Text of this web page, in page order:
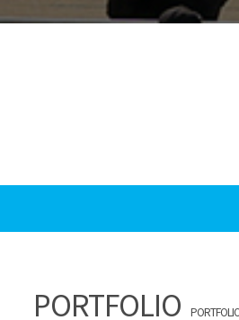
PORTFOLIO